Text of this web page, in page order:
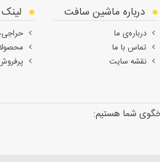
درباره ماشین سافت
درباره‌ی ما
تماس با ما
نقشه سایت
شما هستیم: